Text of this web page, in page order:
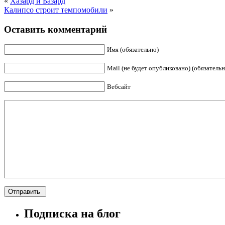
Калипсо строит темпомобили »
Оставить комментарий
Имя (обязательно)
Mail (не будет опубликовано)
Вебсайт
Подписка на блог